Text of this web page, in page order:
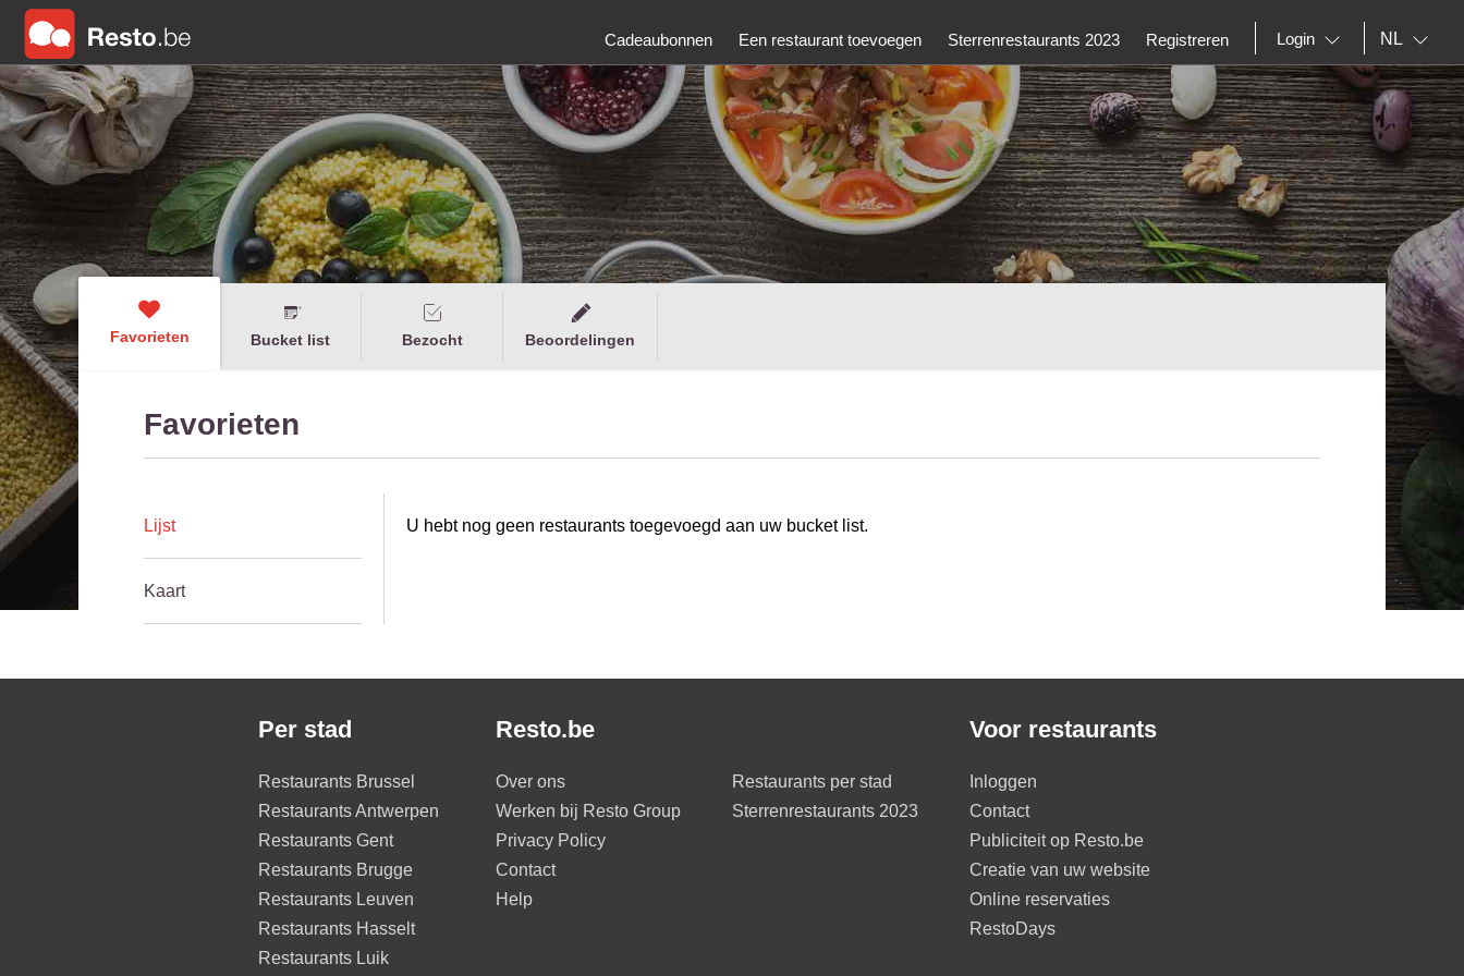
Cadeaubonnen Een restaurant toevoegen Sterrenrestaurants 2023 Registreren Login NL
Favorieten Bucket list Bezocht Beoordelingen
Favorieten
Lijst
Kaart
U hebt nog geen restaurants toegevoegd aan uw bucket list.
Per stad
Restaurants Brussel
Restaurants Antwerpen
Restaurants Gent
Restaurants Brugge
Restaurants Leuven
Restaurants Hasselt
Restaurants Luik
Resto.be
Over ons
Werken bij Resto Group
Privacy Policy
Contact
Help
Restaurants per stad
Sterrenrestaurants 2023
Voor restaurants
Inloggen
Contact
Publiciteit op Resto.be
Creatie van uw website
Online reservaties
RestoDays